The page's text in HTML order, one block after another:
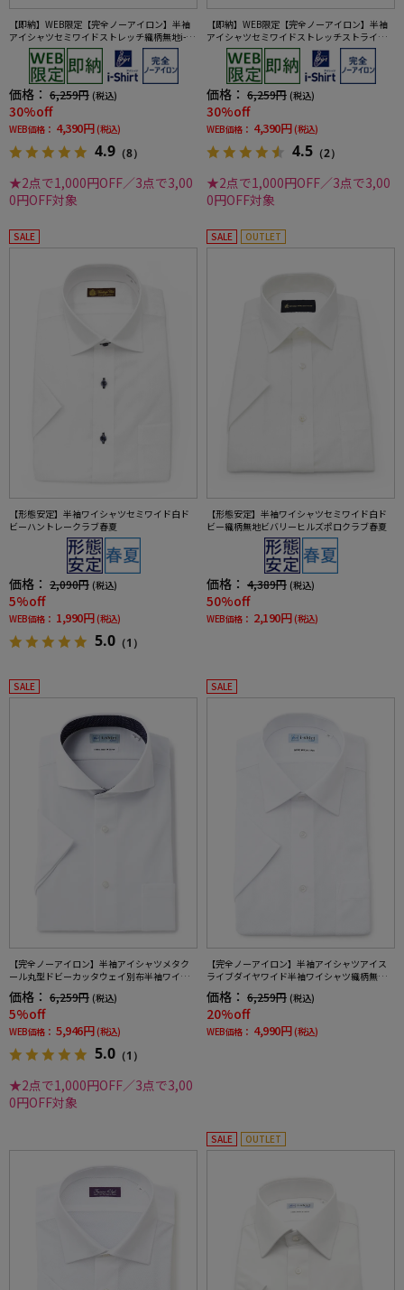
【即納】WEB限定【完全ノーアイロン】半袖
アイシャツセミワイドストレッチ織柄無地i-sh
irtワイシャツ春夏
価格： 6,259円 (税込)
30%off
WEB価格： 4,390円 (税込)
4.9 （8）
★2点で1,000円OFF／3点で3,00
0円OFF対象
【即納】WEB限定【完全ノーアイロン】半袖
アイシャツセミワイドストレッチストライプi-
shirtワイシャツ春夏
価格： 6,259円 (税込)
30%off
WEB価格： 4,390円 (税込)
4.5 （2）
★2点で1,000円OFF／3点で3,00
0円OFF対象
SALE
【形態安定】半袖ワイシャツセミワイド白ド
ビーハントレークラブ春夏
価格： 2,090円 (税込)
5%off
WEB価格： 1,990円 (税込)
5.0 （1）
SALE OUTLET
【形態安定】半袖ワイシャツセミワイド白ド
ビー織柄無地ビバリーヒルズポロクラブ春夏
価格： 4,389円 (税込)
50%off
WEB価格： 2,190円 (税込)
SALE
【完全ノーアイロン】半袖アイシャツメタク
ール丸型ドビーカッタウェイ別布半袖ワイシ
ャツワイド織柄無地形態安定ストレッチ吸汗
速乾春夏
価格： 6,259円 (税込)
5%off
WEB価格： 5,946円 (税込)
5.0 （1）
★2点で1,000円OFF／3点で3,00
0円OFF対象
SALE
【完全ノーアイロン】半袖アイシャツアイス
ライブダイヤワイド半袖ワイシャツ織柄無地
形態安定ストレッチ吸汗速乾ニット素材春夏
価格： 6,259円 (税込)
20%off
WEB価格： 4,990円 (税込)
SALE OUTLET